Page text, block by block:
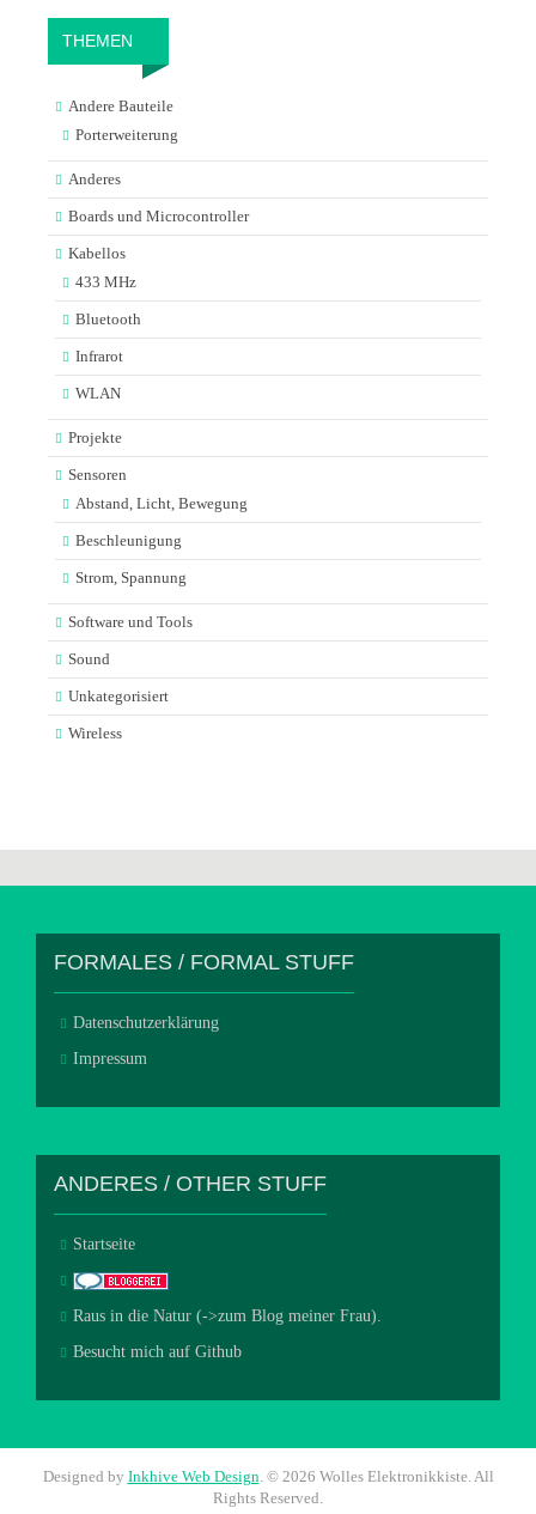
THEMEN
Andere Bauteile
Porterweiterung
Anderes
Boards und Microcontroller
Kabellos
433 MHz
Bluetooth
Infrarot
WLAN
Projekte
Sensoren
Abstand, Licht, Bewegung
Beschleunigung
Strom, Spannung
Software und Tools
Sound
Unkategorisiert
Wireless
FORMALES / FORMAL STUFF
Datenschutzerklärung
Impressum
ANDERES / OTHER STUFF
Startseite
Raus in die Natur (->zum Blog meiner Frau).
Besucht mich auf Github
Designed by Inkhive Web Design © 2026 Wolles Elektronikkiste. All
Rights Reserved.